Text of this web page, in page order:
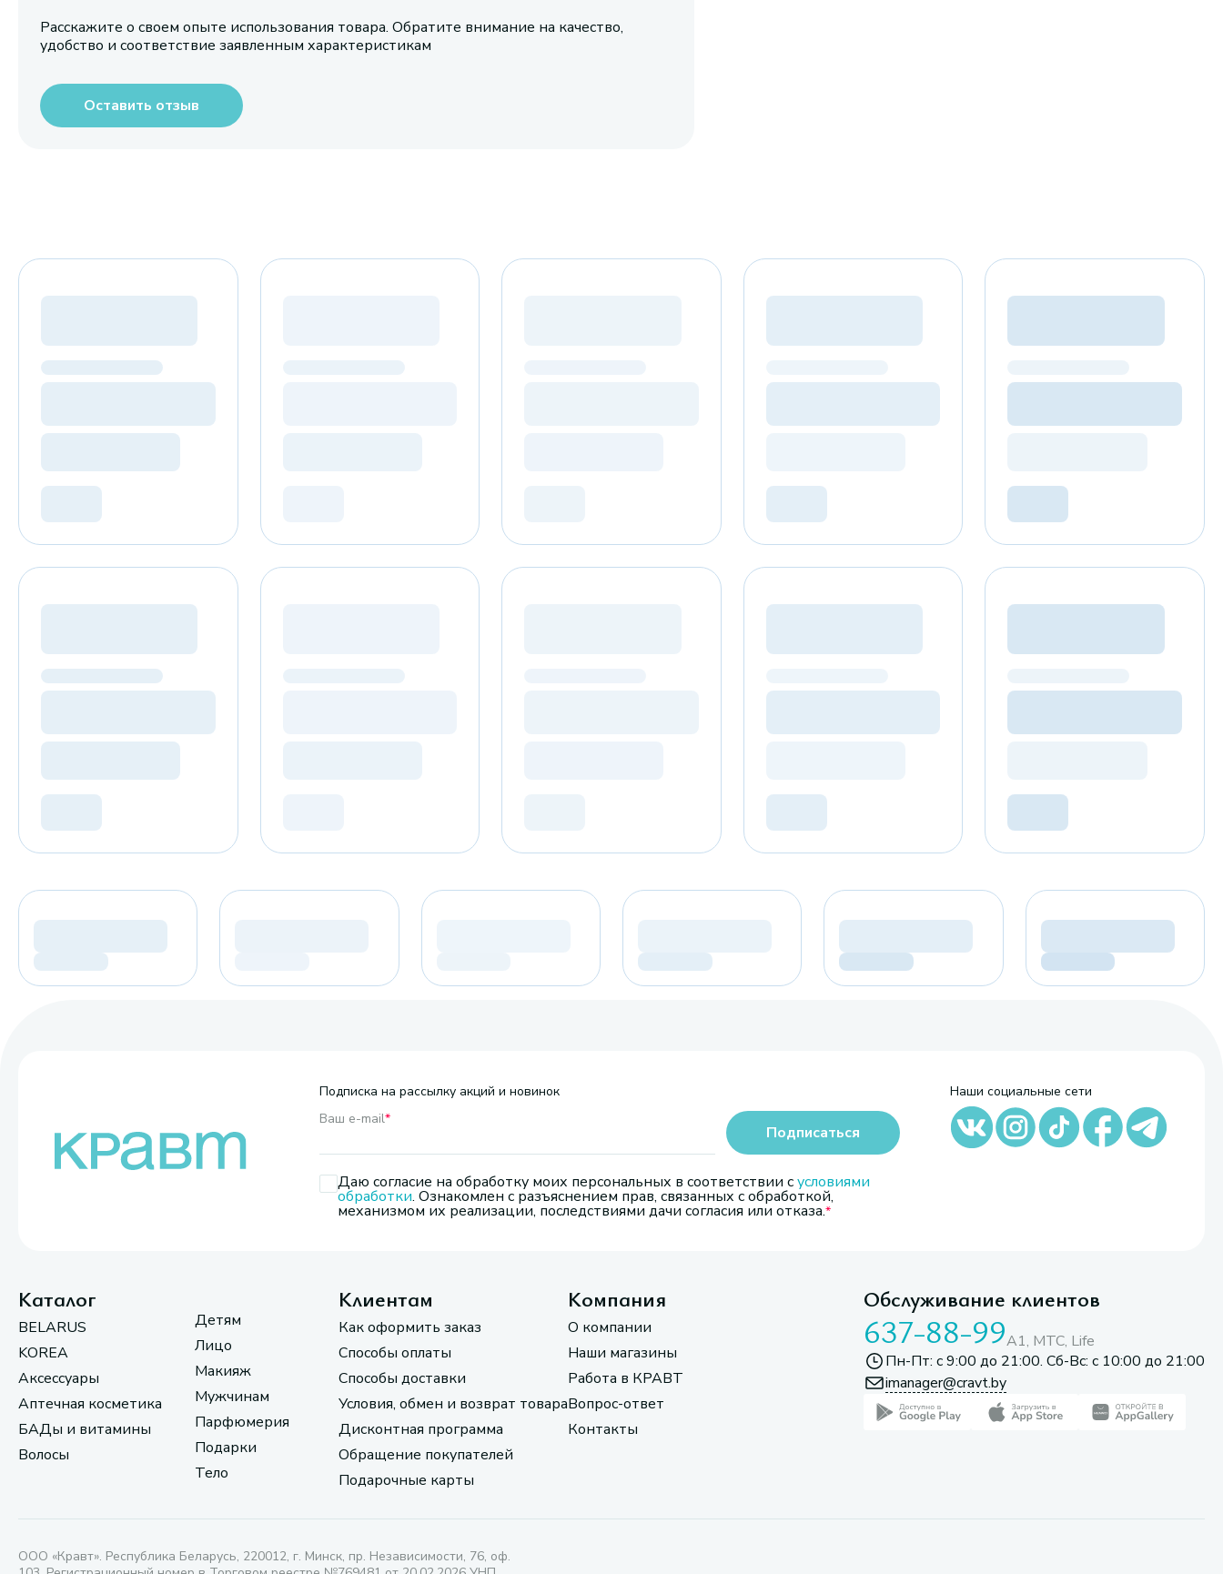
Расскажите о своем опыте использования товара. Обратите внимание на качество,
удобство и соответствие заявленным характеристикам
Оставить отзыв
Подписка на рассылку акций и новинок
Ваш e-mail*
Даю согласие на обработку моих персональных в соответствии сусловиями
обработки. Ознакомлен с разъяснением прав, связанных с обработкой,
механизмом их реализации, последствиями дачи согласия или отказа.
Подписаться
Наши социальные сети
Каталог
BELARUS
KOREA
Аксессуары
Аптечная косметика
БАДы и витамины
Волосы
Детям
Лицо
Макияж
Мужчинам
Парфюмерия
Подарки
Тело
Клиентам
Как оформить заказ
Способы оплаты
Способы доставки
Условия, обмен и возврат товара
Дисконтная программа
Обращение покупателей
Подарочные карты
Компания
О компании
Наши магазины
Работа в КРАВТ
Вопрос-ответ
Контакты
Обслуживание клиентов
637-88-99A1, МТС, Life
Пн-Пт: с 9:00 до 21:00. Сб-Вс: с 10:00 до 21:00
imanager@cravt.by
ООО «Кравт». Республика Беларусь, 220012, г. Минск, пр. Независимости, 76, оф.